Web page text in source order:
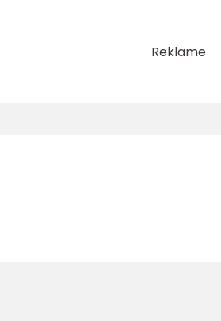
Reklame